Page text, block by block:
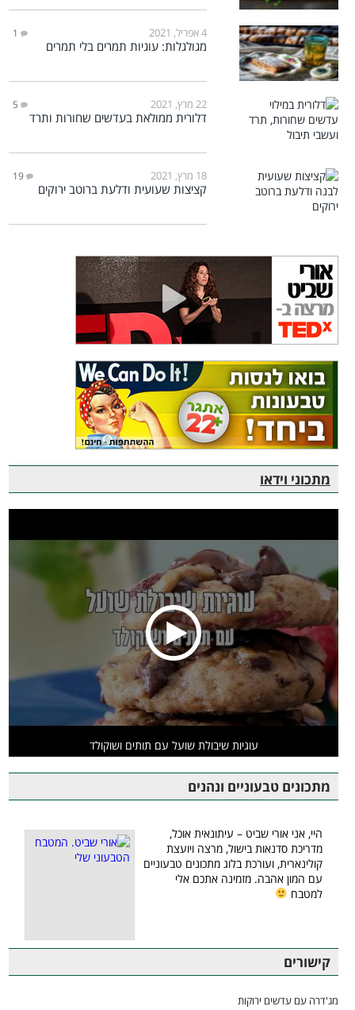
4 אפריל, 2021 1
מגולגלות: עוגיות תמרים בלי תמרים
22 מרץ, 2021 5
דלורית ממולאת בעדשים שחורות ותרד
18 מרץ, 2021 19
קציצות שעועית ודלעת ברוטב ירוקים
מתכוני וידאו
עוגיות שיבולת שועל עם תותים ושוקולד
מתכונים טבעוניים ונהנים
היי, אני אורי שביט – עיתונאית אוכל,
מדריכת סדנאות בישול, מרצה ויועצת
קולינארית, ועורכת בלוג מתכונים טבעוניים
עם המון אהבה. מזמינה אתכם אלי
למטבח
קישורים
מג'דרה עם עדשים ירוקות